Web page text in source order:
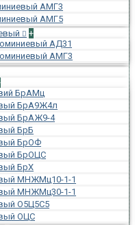
АМГ3
АМГ5
+
АД31
АМГ3
БрАМц
БрА9Ж4л
БрАЖ9-4
БрБ
БрОФ
БрОЦС
БрХ
МНЖМц10-1-1
МНЖМц30-1-1
О5Ц5С5
ОЦС